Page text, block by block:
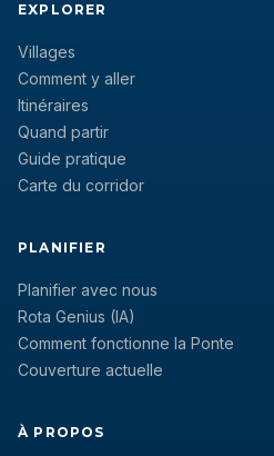
EXPLORER
Villages
Comment y aller
Itinéraires
Quand partir
Guide pratique
Carte du corridor
PLANIFIER
Planifier avec nous
Rota Genius (IA)
Comment fonctionne la Ponte
Couverture actuelle
À PROPOS